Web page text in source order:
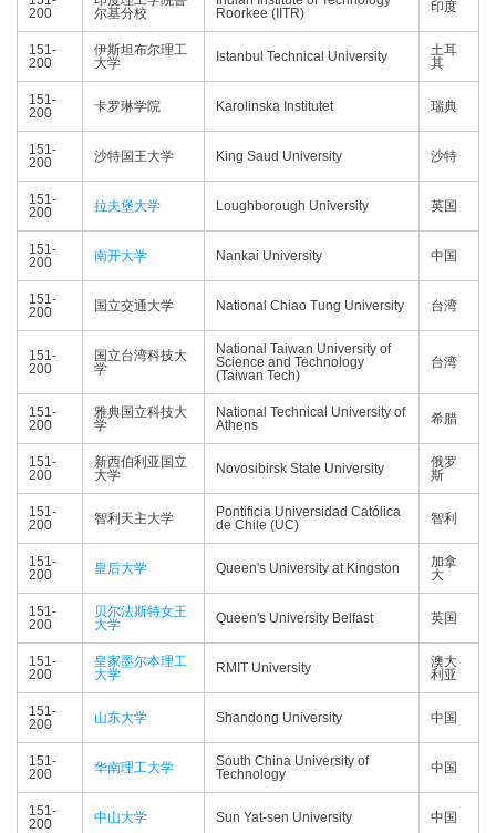
200
尔基分校
Roorkee (IITR)
印度
151-
200
伊斯坦布尔理工
大学
Istanbul Technical University
土耳
其
151-
200
卡罗琳学院 Karolinska Institutet 瑞典
151-
200
沙特国王大学 King Saud University 沙特
151-
200
拉夫堡大学 Loughborough University 英国
151-
200
南开大学 Nankai University 中国
151-
200
国立交通大学 National Chiao Tung University 台湾
151-
200
国立台湾科技大
学
National Taiwan University of
Science and Technology
(Taiwan Tech)
台湾
151-
200
雅典国立科技大
学
National Technical University of
Athens
希腊
151-
200
新西伯利亚国立
大学
Novosibirsk State University
俄罗
斯
151-
200
智利天主大学
Pontificia Universidad Católica
de Chile (UC)
智利
151-
200
皇后大学 Queen's University at Kingston
加拿
大
151-
200
贝尔法斯特女王
大学
Queen's University Belfast 英国
151-
200
皇家墨尔本理工
大学
RMIT University
澳大
利亚
151-
200
山东大学 Shandong University 中国
151-
200
华南理工大学
South China University of
Technology
中国
151-
200
中山大学 Sun Yat-sen University 中国